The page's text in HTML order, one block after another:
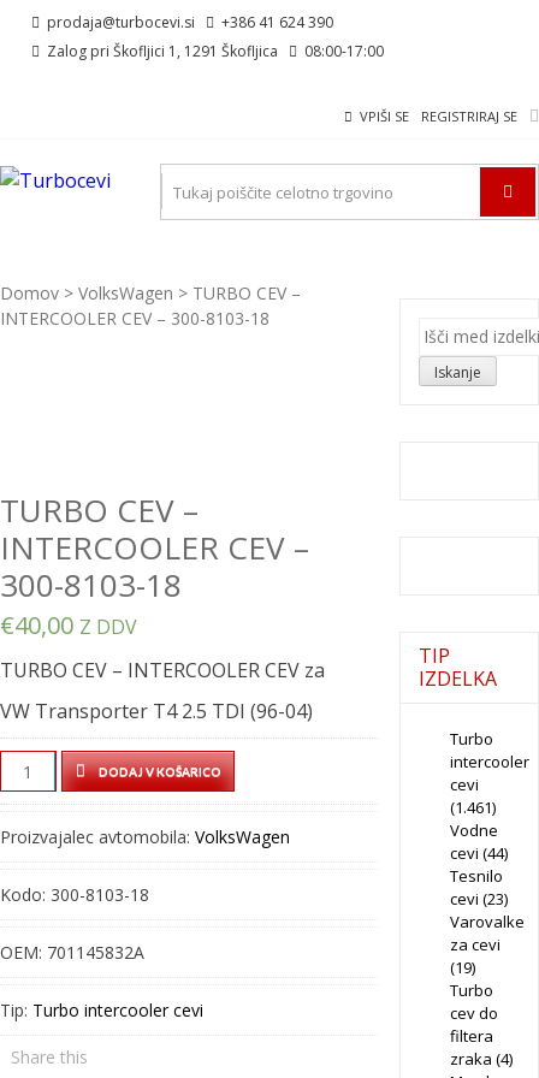
Skip
Skip prodaja@turbocevi.si
+386 41 624 390
Zalog pri Škofljici 1, 1291 Škofljica
08:00-17:00
VPIŠI SE REGISTRIRAJ SE
TURBOCEVI
Turbo ideal – turbo cevi
Domov > VolksWagen > TURBO CEV –
INTERCOOLER CEV – 300-8103-18
TURBO CEV –
INTERCOOLER CEV –
300-8103-18
€40,00 Z DDV
TURBO CEV – INTERCOOLER CEV za
VW Transporter T4 2.5 TDI (96-04)
TURBO
CEV
INTERCOOLER
–
8103-
quantity
DODAJ V KOŠARICO
Proizvajalec avtomobila: VolksWagen
Kodo: 300-8103-18
OEM: 701145832A
Tip: Turbo intercooler cevi
Share this
Išči:
Iskanje
TIP
IZDELKA
Turbo
intercooler
cevi
(1.461)
Vodne
cevi (44)
Tesnilo
cevi (23)
Varovalke
za cevi
(19)
Turbo
cev do
filtera
zraka (4)